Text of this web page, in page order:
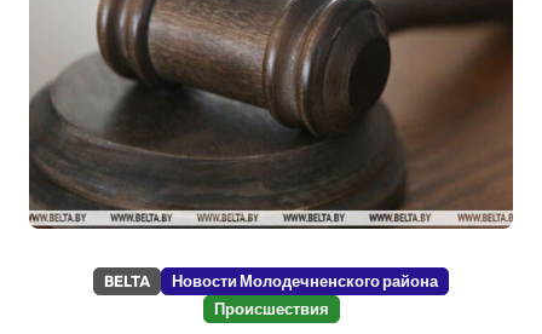
BELTA
Новости Молодечненского района
Происшествия